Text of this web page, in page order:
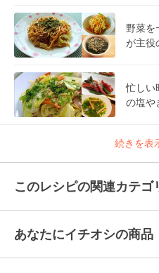
野菜を
が主役
忙しい
の塩や
続きを表
このレシピの関連カテゴ
あなたにイチオシの商品